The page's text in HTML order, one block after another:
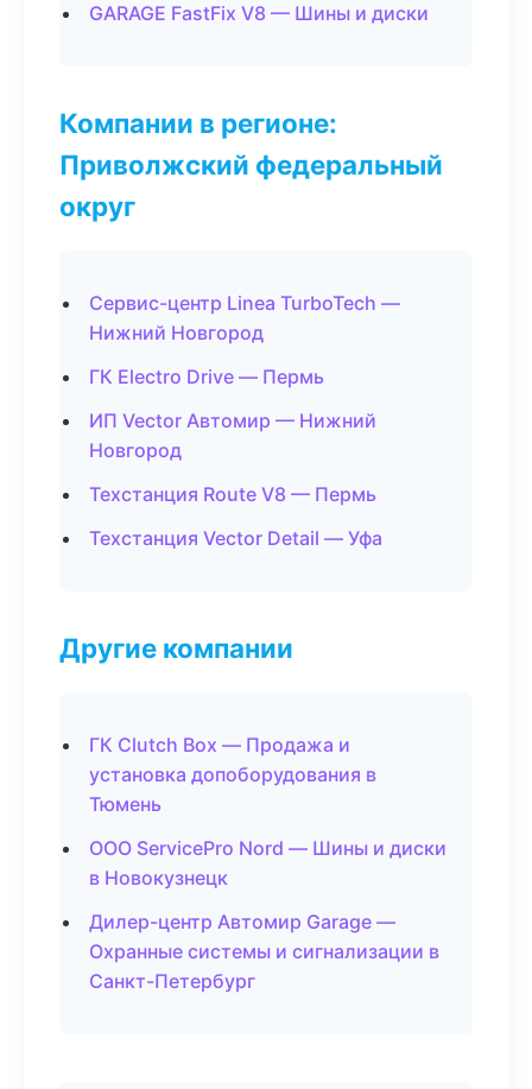
GARAGE FastFix V8 — Шины и диски
Компании в регионе:
Приволжский федеральный
округ
Сервис-центр Linea TurboTech —
Нижний Новгород
ГК Electro Drive — Пермь
ИП Vector Автомир — Нижний
Новгород
Техстанция Route V8 — Пермь
Техстанция Vector Detail — Уфа
Другие компании
ГК Clutch Box — Продажа и
установка допоборудования в
Тюмень
ООО ServicePro Nord — Шины и диски
в Новокузнецк
Дилер-центр Автомир Garage —
Охранные системы и сигнализации в
Санкт-Петербург